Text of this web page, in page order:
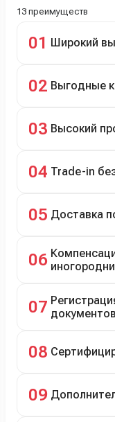
13 преимуществ
01 Широкий
подержанные
02 Выгодные
рассрочка 0% на
03 Высокий
04 Trade-in
05 Доставка
06
07 документов
08
технический
09